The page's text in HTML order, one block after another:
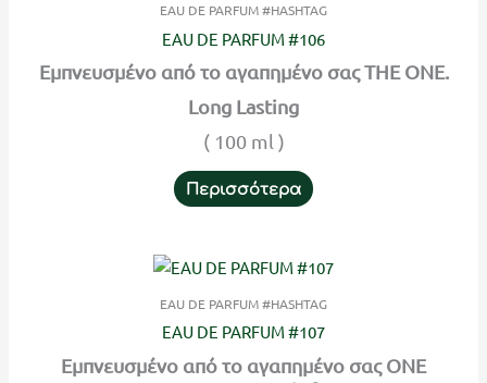
EAU DE PARFUM #HASHTAG
EAU DE PARFUM #106
Εμπνευσμένο από το αγαπημένο σας THE ONE.
Long Lasting
( 100 ml )
Περισσότερα
EAU DE PARFUM #HASHTAG
EAU DE PARFUM #107
Εμπνευσμένο από το αγαπημένο σας ONE